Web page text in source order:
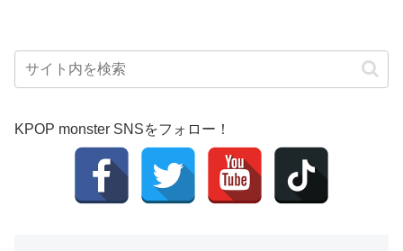
KPOP monster SNSをフォロー！